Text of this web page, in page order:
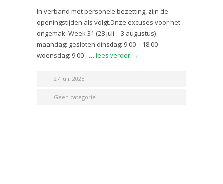
In verband met personele bezetting, zijn de
openingstijden als volgt.Onze excuses voor het
ongemak. Week 31 (28 juli – 3 augustus)
maandag: gesloten dinsdag: 9.00 – 18.00
woensdag: 9.00 –… lees verder →
27 juli, 2025
Geen categorie